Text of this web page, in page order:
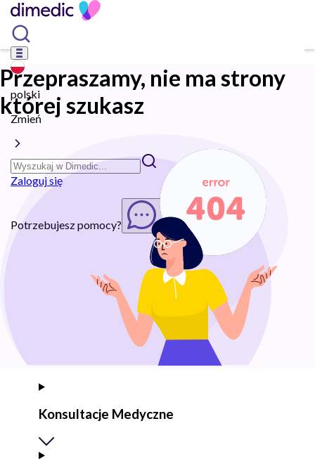
polski
Zmień
Zaloguj się
Potrzebujesz pomocy? Rozpocznij chat
Przepraszamy, nie ma strony
której szukasz
Konsultacje Medyczne